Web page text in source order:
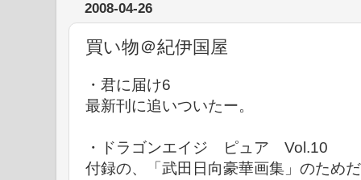
2008-04-26
買い物＠紀伊国屋
・君に届け6
最新刊に追いついたー。
・ドラゴンエイジ ピュア Vol.10
付録の、「武田日向豪華画集」のため